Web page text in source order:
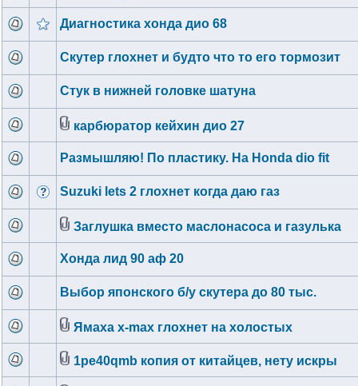
Диагностика хонда дио 68
Скутер глохнет и будто что то его тормозит
Стук в нижней головке шатуна
карбюратор кейхин дио 27
Размышляю! По пластику. На Honda dio fit
Suzuki lets 2 глохнет когда даю газ
Заглушка вместо маслонасоса и газулька
Хонда лид 90 аф 20
Выбор японского б/у скутера до 80 тыс.
Ямаха x-max глохнет на холостых
1pe40qmb копия от китайцев, нету искры